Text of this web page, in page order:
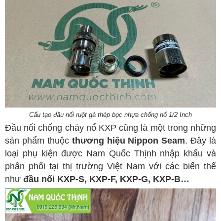
Cấu tạo đầu nối ruột gà thép bọc nhựa chống nổ 1/2 Inch
Đầu nối chống cháy nổ KXP cũng là một trong những
sản phẩm thuộc thương hiệu Nippon Seam. Đây là
loại phụ kiện được Nam Quốc Thịnh nhập khẩu và
phân phối tại thị trường Việt Nam với các biến thể
như đầu nối KXP-S, KXP-F, KXP-G, KXP-B…